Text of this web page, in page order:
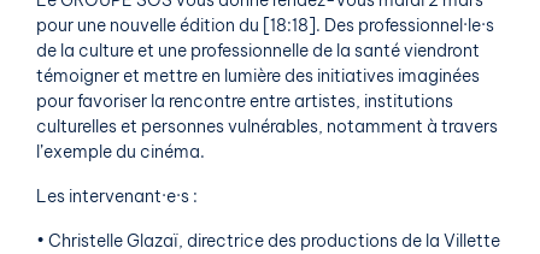
pour une nouvelle édition du [18:18]. Des professionnel·le·s
de la culture et une professionnelle de la santé viendront
témoigner et mettre en lumière des initiatives imaginées
pour favoriser la rencontre entre artistes, institutions
culturelles et personnes vulnérables, notamment à travers
l’exemple du cinéma.
Les intervenant·e·s :
• Christelle Glazaï, directrice des productions de la Villette